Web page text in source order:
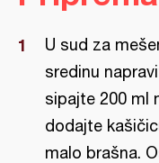
U sud za
sredinu
sipajte 200 ml
dodajte
malo brašna.